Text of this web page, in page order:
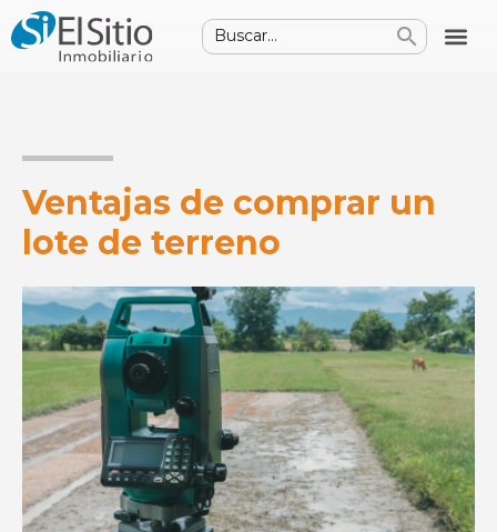
Ventajas de comprar un
lote de terreno